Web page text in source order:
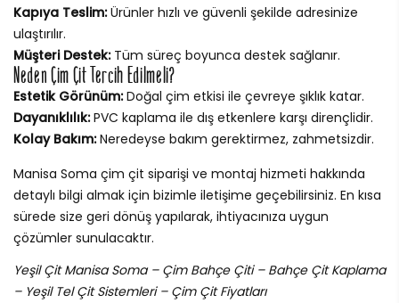
Kapıya Teslim:Ürünler hızlı ve güvenli şekilde adresinize
ulaştırılır.
Müşteri Destek:Tüm süreç boyunca destek sağlanır.
Neden Çim Çit Tercih Edilmeli?
Estetik Görünüm:Doğal çim etkisi ile çevreye şıklık katar.
Dayanıklılık:PVC kaplama ile dış etkenlere karşı dirençlidir.
Kolay Bakım:Neredeyse bakım gerektirmez, zahmetsizdir.
Manisa Soma çim çit siparişi ve montaj hizmeti hakkında
detaylı bilgi almak için bizimle iletişime geçebilirsiniz. En kısa
sürede size geri dönüş yapılarak, ihtiyacınıza uygun
çözümler sunulacaktır.
Yeşil Çit Manisa Soma – Çim Bahçe Çiti – Bahçe Çit Kaplama
– Yeşil Tel Çit Sistemleri – Çim Çit Fiyatları